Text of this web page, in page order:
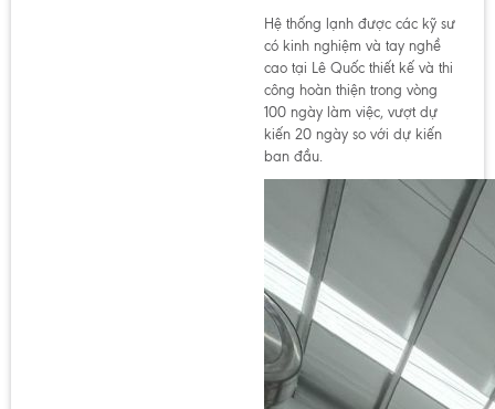
Hệ thống lạnh được các kỹ sư
có kinh nghiệm và tay nghề
cao tại Lê Quốc thiết kế và thi
công hoàn thiện trong vòng
100 ngày làm việc, vượt dự
kiến 20 ngày so với dự kiến
ban đầu.